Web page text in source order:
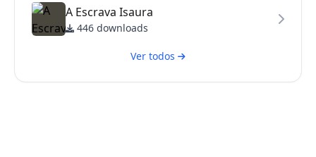
A Escrava Isaura
446 downloads
Ver todos